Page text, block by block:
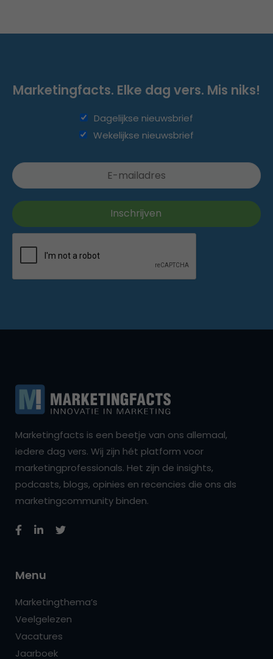
Marketingfacts. Elke dag vers. Mis niks!
Dagelijkse nieuwsbrief
Wekelijkse nieuwsbrief
Marketingfacts is een beetje van ons allemaal,
iedere dag vers. Wij zijn hét platform voor
marketingprofessionals. Het zijn de insights,
podcasts, blogs, opinies en recencies die ons als
marketingcommunity binden.
Menu
Marketingthema’s
Veelgelezen
Vacatures
Jaarboek